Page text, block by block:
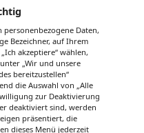
NUTZUNGSBEDINGUNGEN
ZWECKE ANZEIGEN
– Patientenwissen:MeinMed.at
personenbezogene Daten,
Bezeichner, auf Ihrem
akzeptiere“ wählen,
„Wir und unsere
bereitzustellen“
die Auswahl von „Alle
zur Deaktivierung
deaktiviert sind, werden
präsentiert, die
dieses Menü jederzeit